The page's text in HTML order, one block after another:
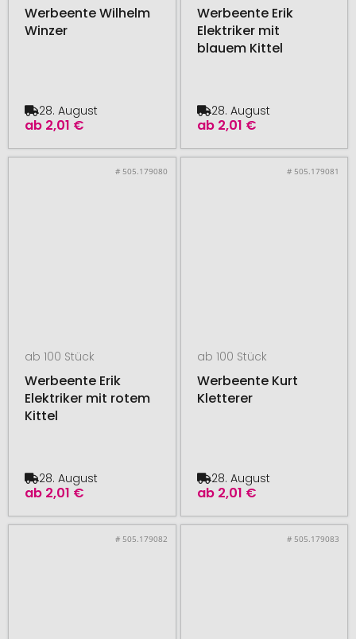
Werbeente Wilhelm
Winzer
ab 2,01 €
28. August
Werbeente Erik
Elektriker mit
blauem Kittel
ab 2,01 €
28. August
# 505.179080
ab 100 Stück
Werbeente Erik
Elektriker mit rotem
Kittel
ab 2,01 €
28. August
# 505.179081
ab 100 Stück
Werbeente Kurt
Kletterer
ab 2,01 €
28. August
# 505.179082 # 505.179083